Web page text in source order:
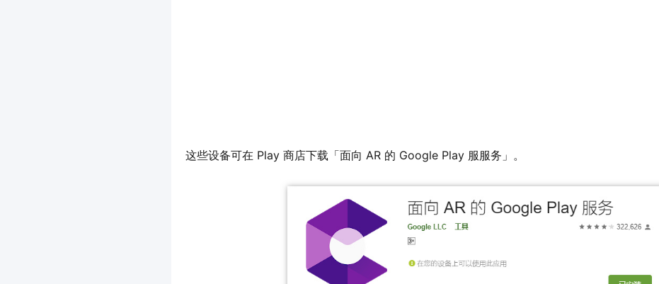
这些设备可在 Play 商店下载「面向 AR 的 Google Play 服服务」。